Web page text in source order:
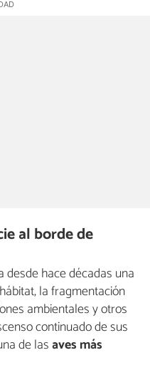
al borde de
hace décadas una
la fragmentación
ambientales y otros
continuado de sus
de lasaves más